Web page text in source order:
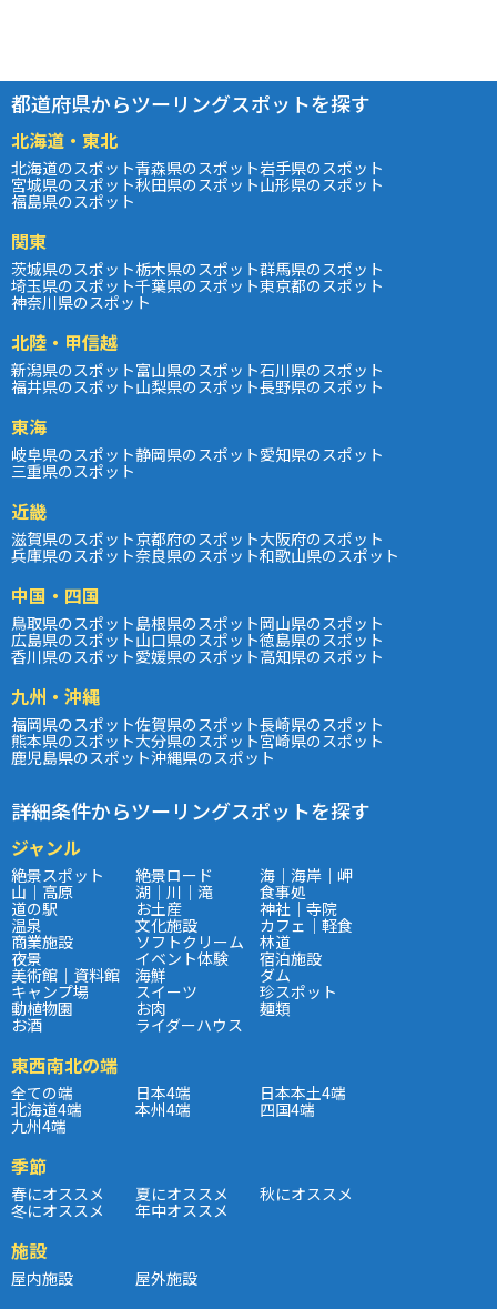
都道府県からツーリングスポットを探す
北海道・東北
北海道のスポット青森県のスポット岩手県のスポット
宮城県のスポット秋田県のスポット山形県のスポット
福島県のスポット
関東
茨城県のスポット栃木県のスポット群馬県のスポット
埼玉県のスポット千葉県のスポット東京都のスポット
神奈川県のスポット
北陸・甲信越
新潟県のスポット富山県のスポット石川県のスポット
福井県のスポット山梨県のスポット長野県のスポット
東海
岐阜県のスポット静岡県のスポット愛知県のスポット
三重県のスポット
近畿
滋賀県のスポット京都府のスポット大阪府のスポット
兵庫県のスポット奈良県のスポット和歌山県のスポット
中国・四国
鳥取県のスポット島根県のスポット岡山県のスポット
広島県のスポット山口県のスポット徳島県のスポット
香川県のスポット愛媛県のスポット高知県のスポット
九州・沖縄
福岡県のスポット佐賀県のスポット長崎県のスポット
熊本県のスポット大分県のスポット宮崎県のスポット
鹿児島県のスポット沖縄県のスポット
詳細条件からツーリングスポットを探す
ジャンル
絶景スポット 絶景ロード 海｜海岸｜岬
山｜高原 湖｜川｜滝 食事処
道の駅 お土産 神社｜寺院
温泉 文化施設 カフェ｜軽食
商業施設 ソフトクリーム 林道
夜景 イベント体験 宿泊施設
美術館｜資料館 海鮮 ダム
キャンプ場 スイーツ 珍スポット
動植物園 お肉 麺類
お酒 ライダーハウス
東西南北の端
全ての端 日本4端 日本本土4端
北海道4端 本州4端 四国4端
九州4端
季節
春にオススメ 夏にオススメ 秋にオススメ
冬にオススメ 年中オススメ
施設
屋内施設 屋外施設